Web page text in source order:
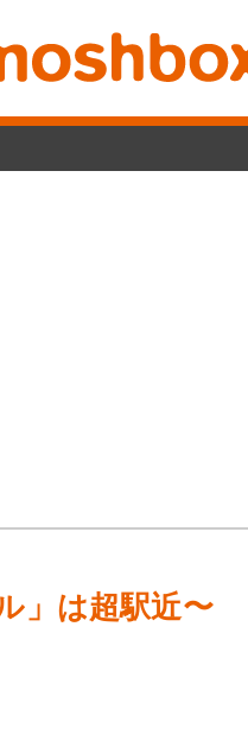
」は超駅近〜